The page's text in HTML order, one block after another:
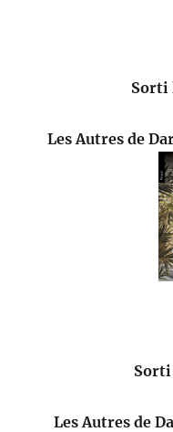
Sorti
Les Autres de
Sorti
Les Autres de